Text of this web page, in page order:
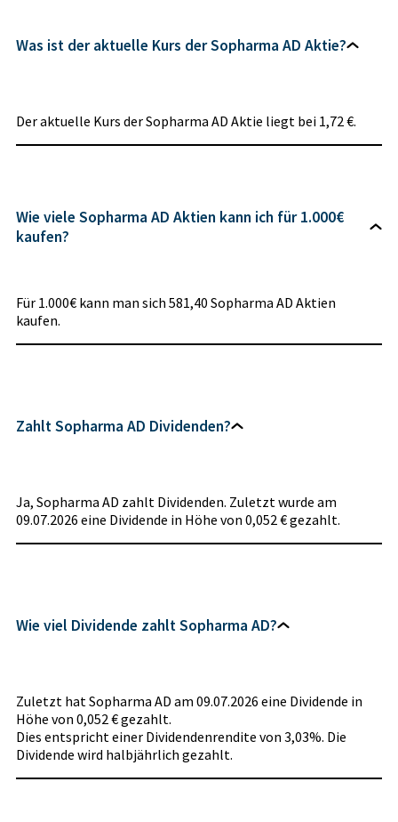
Was ist der aktuelle Kurs der Sopharma AD Aktie?
Der aktuelle Kurs der Sopharma AD Aktie liegt bei 1,72 €.
Wie viele Sopharma AD Aktien kann ich für 1.000€
kaufen?
Für 1.000€ kann man sich 581,40 Sopharma AD Aktien
kaufen.
Zahlt Sopharma AD Dividenden?
Ja, Sopharma AD zahlt Dividenden. Zuletzt wurde am
09.07.2026 eine Dividende in Höhe von 0,052 € gezahlt.
Wie viel Dividende zahlt Sopharma AD?
Zuletzt hat Sopharma AD am 09.07.2026 eine Dividende in
Höhe von 0,052 € gezahlt.
Dies entspricht einer Dividendenrendite von 3,03%. Die
Dividende wird halbjährlich gezahlt.